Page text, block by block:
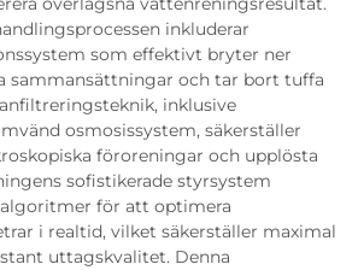
inkluderar
som effektivt bryter ner
sammansättningar och tar bort tuffa
inklusive
osmosissystem, säkerställer
föroreningar och upplösta
sofistikerade styrsystem
för att optimera
i realtid, vilket säkerställer maximal
uttagskvalitet. Denna